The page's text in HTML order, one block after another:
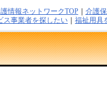
情報ネットワークTOP｜ 介護
ス事業者を探したい 福祉用具